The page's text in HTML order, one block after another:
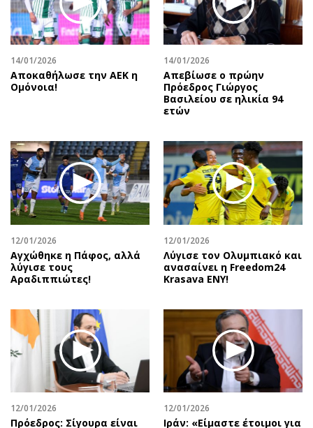
14/01/2026
Αποκαθήλωσε την ΑΕΚ η
Ομόνοια!
14/01/2026
Απεβίωσε ο πρώην
Πρόεδρος Γιώργος
Βασιλείου σε ηλικία 94
ετών
12/01/2026
Αγχώθηκε η Πάφος, αλλά
λύγισε τους
Αραδιππιώτες!
12/01/2026
Λύγισε τον Ολυμπιακό και
ανασαίνει η Freedom24
Krasava ENY!
12/01/2026
Πρόεδρος: Σίγουρα είναι
12/01/2026
Ιράν: «Είμαστε έτοιμοι για